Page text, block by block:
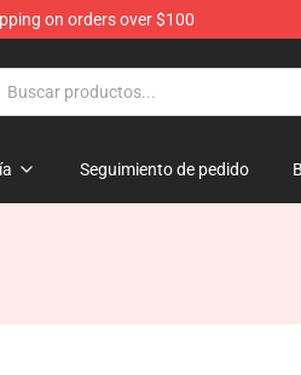
on orders over $100
Seguimiento de pedido